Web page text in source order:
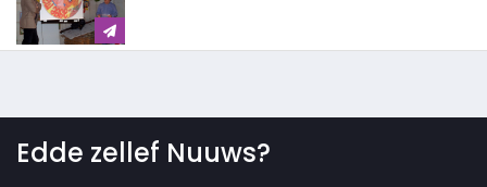
Edde zellef Nuuws?